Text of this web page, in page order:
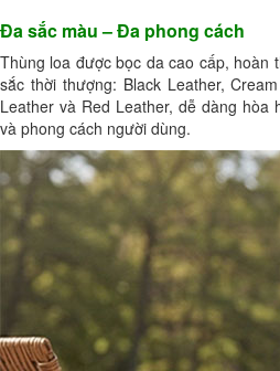
Đa sắc màu – Đa phong cách
Thùng loa được bọc da cao cấp, hoàn
sắc thời thượng: Black Leather,
Leather và Red Leather, dễ dàng hòa
và phong cách người dùng.